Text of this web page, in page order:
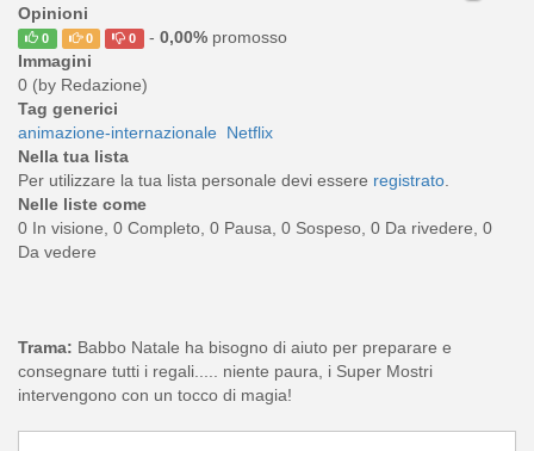
Opinioni
0 0 0 - 0,00%promosso
Immagini
0 (by Redazione)
Tag generici
animazione-internazionale Netflix
Nella tua lista
Per utilizzare la tua lista personale devi essere registrato.
Nelle liste come
0 In visione, 0 Completo, 0 Pausa, 0 Sospeso, 0 Da rivedere, 0
Da vedere
Trama: Babbo Natale ha bisogno di aiuto per preparare e
consegnare tutti i regali..... niente paura, i Super Mostri
intervengono con un tocco di magia!